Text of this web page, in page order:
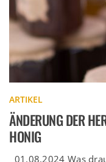
ARTIKEL
ÄNDERUNG DER
HONIG
01.08.2024 Was